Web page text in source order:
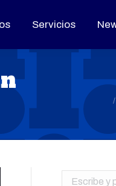
Servicios
Estás
Buscar:
Servicios